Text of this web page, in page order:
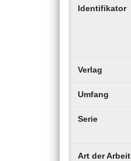
Identifikator
Verlag
Umfang
Serie
Art der Arbeit